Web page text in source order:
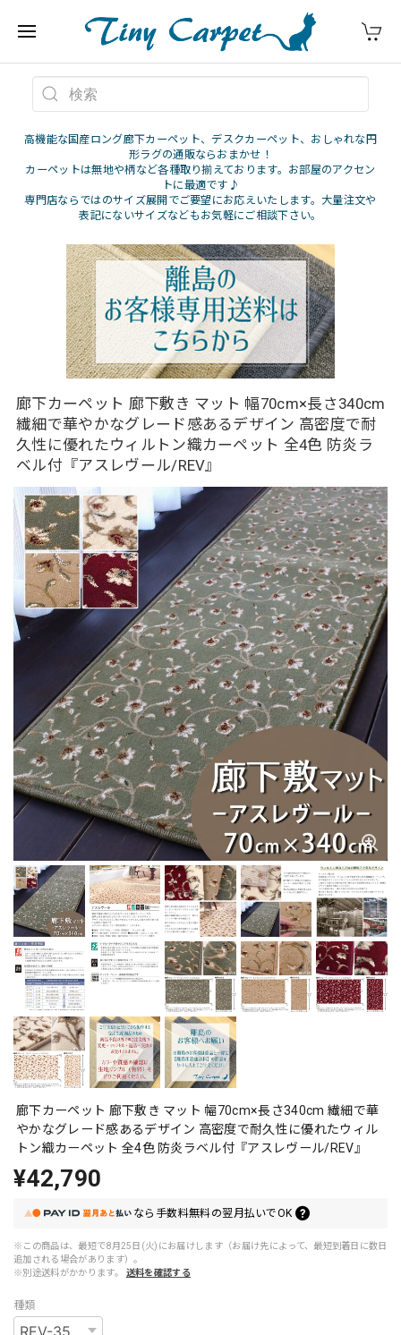
高機能な国産ロング廊下カーペット、デスクカーペット、おしゃれな円
形ラグの通販ならおまかせ！
カーペットは無地や柄など各種取り揃えております。お部屋のアクセン
トに最適です♪
専門店ならではのサイズ展開でご要望にお応えいたします。大量注文や
表記にないサイズなどもお気軽にご相談下さい。
廊下カーペット 廊下敷き マット 幅70cm×長さ340cm
繊細で華やかなグレード感あるデザイン 高密度で耐
久性に優れたウィルトン織カーペット 全4色 防炎ラ
ベル付『アスレヴール/REV』
廊下カーペット 廊下敷き マット 幅70cm×長さ340cm 繊細で華
やかなグレード感あるデザイン 高密度で耐久性に優れたウィル
トン織カーペット 全4色 防炎ラベル付『アスレヴール/REV』
¥42,790
なら 手数料無料の翌月払いでOK
※この商品は、最短で8月25日(火)にお届けします（お届け先によって、最短到着日に数日
追加される場合があります）。
※別途送料がかかります。
送料を確認する
種類